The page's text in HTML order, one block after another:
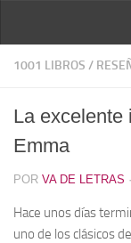
Inicio
Ver reseñas
Política de
Recomendados
Novela negra
1001 LIBROS /
La excelente
Emma
POR VA DE LETRAS
Hace unos días
uno de los clásicos